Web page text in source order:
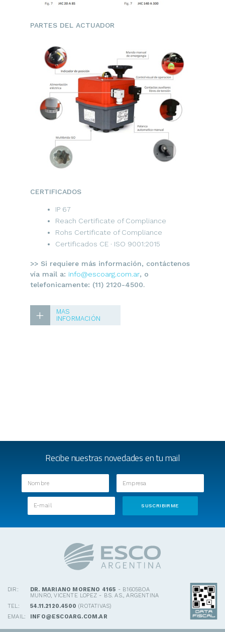
PARTES DEL ACTUADOR
CERTIFICADOS
IP 67
Reach Certificate of Compliance
Rohs Certificate of Compliance
Certificados CE · ISO 9001:2015
>> Si requiere más información, contáctenos
vía mail a: info@escoarg.com.ar, o
telefonicamente: (11) 2120-4500.
+
MAS
INFORMACIÓN
Recibe nuestras novedades en tu mail
DIR: DR. MARIANO MORENO 4165 - B1605BOA
MUNRO, VICENTE LOPEZ - BS. AS., ARGENTINA
TEL:
54.11.2120.4500 (ROTATIVAS)
EMAIL:
INFO@ESCOARG.COM.AR